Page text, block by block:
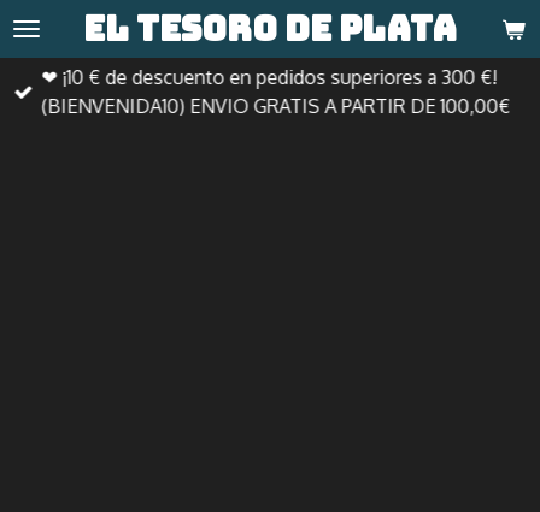
Ir
al
contenido
principal
El tesoro de plata
❤ ¡10 € de descuento en pedidos superiores a 300 €!
(BIENVENIDA10) ENVIO GRATIS A PARTIR DE 100,00€